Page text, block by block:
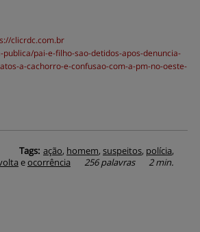
clicrdc.com.br
publica/pai-e-filho-sao-detidos-apos-denuncia-
a-cachorro-e-confusao-com-a-pm-no-oeste-
Tags: ação, homem, suspeitos, polícia,
eocorrência 256 palavras 2 min.